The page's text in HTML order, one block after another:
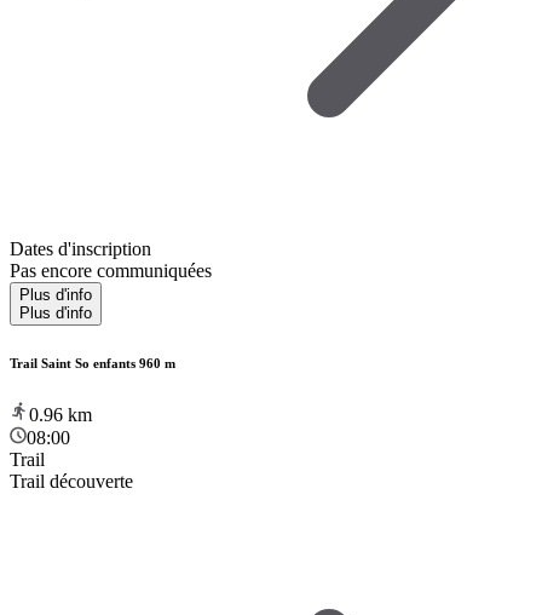
Dates d'inscription
Pas encore communiquées
Plus d'info
Plus d'info
Trail Saint So enfants 960 m
0.96 km
08:00
Trail
Trail découverte